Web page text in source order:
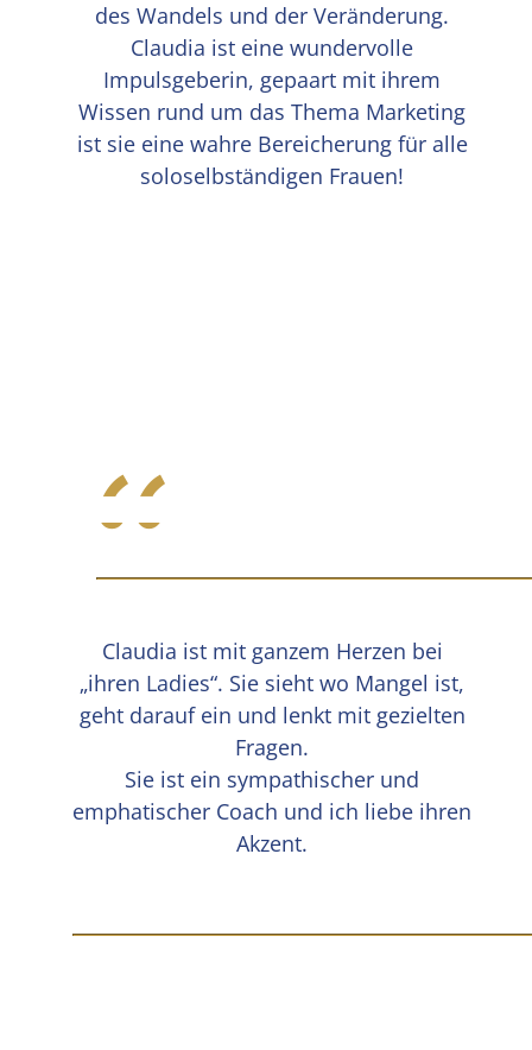
des Wandels und der Veränderung.
Claudia ist eine wundervolle
Impulsgeberin, gepaart mit ihrem
Wissen rund um das Thema Marketing
ist sie eine wahre Bereicherung für alle
soloselbständigen Frauen!
“
Claudia ist mit ganzem Herzen bei
„ihren Ladies“. Sie sieht wo Mangel ist,
geht darauf ein und lenkt mit gezielten
Fragen.
Sie ist ein sympathischer und
emphatischer Coach und ich liebe ihren
Akzent.